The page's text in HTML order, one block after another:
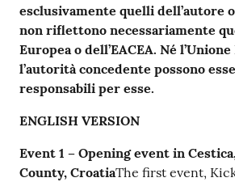
esclusivamente quelli dell’autore
non riflettono necessariamente
Europea o dell’EACEA. Né
l’autorità concedente possono
responsabili per esse.
ENGLISH VERSION
Event 1 – Opening event in
County, CroatiaThe first event,